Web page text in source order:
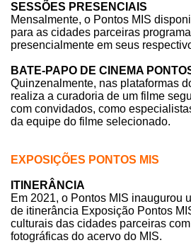
SESSÕES PRESENCIAIS
Mensalmente, o Pontos MIS
para as cidades parceiras
presencialmente em seus
BATE-PAPO DE CINEMA
Quinzenalmente, nas plataformas
realiza a curadoria de um filme
com convidados, como
da equipe do filme selecionado.
EXPOSIÇÕES PONTOS MIS
ITINERÂNCIA
Em 2021, o Pontos MIS inaugurou
de itinerância Exposição Pontos
culturais das cidades parceiras
fotográficas do acervo do MIS.